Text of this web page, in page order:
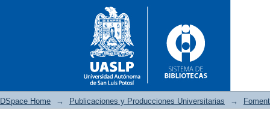
DSpace Home → Publicaciones y Producciones Universitarias →